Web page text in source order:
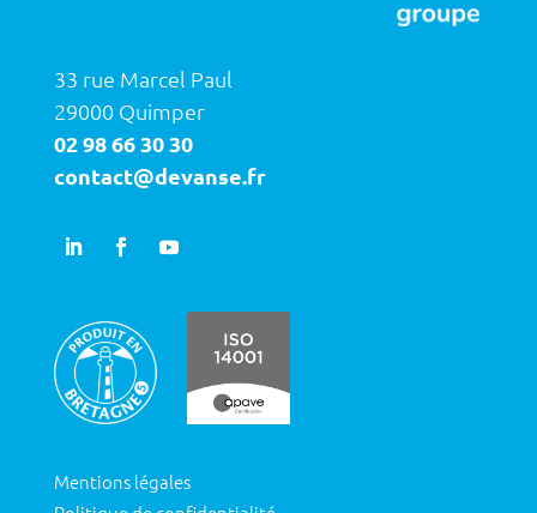
33 rue Marcel Paul
29000 Quimper
02 98 66 30 30
contact@devanse.fr
Mentions légales